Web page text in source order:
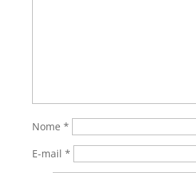
Nome *
E-mail *